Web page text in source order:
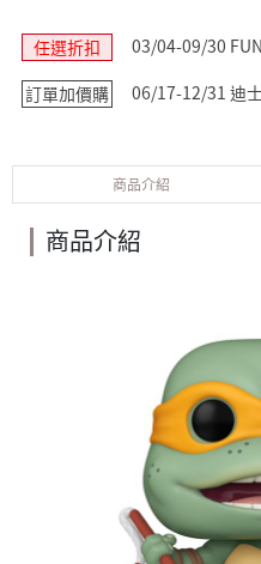
任選折扣
03/04-09/30
訂單加價購
06/17-12/31 迪
商品介紹
商品介紹